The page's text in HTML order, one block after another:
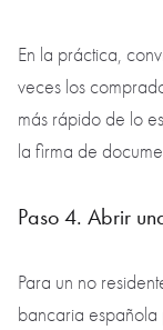
En la práctica,
veces los
más rápido de lo
la firma de
Paso 4. Abrir
Para un no
bancaria